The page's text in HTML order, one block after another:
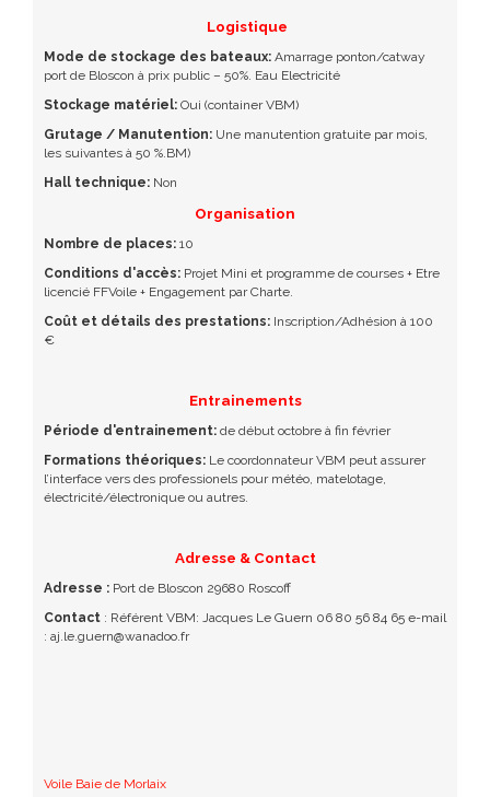
Logistique
Mode de stockage des bateaux: Amarrage ponton/catway
port de Bloscon à prix public – 50%. Eau Electricité
Stockage matériel: Oui (container VBM)
Grutage / Manutention: Une manutention gratuite par mois,
les suivantes à 50 %.BM)
Hall technique: Non
Organisation
Nombre de places: 10
Conditions d'accès: Projet Mini et programme de courses + Etre
licencié FFVoile + Engagement par Charte.
Coût et détails des prestations: Inscription/Adhésion à 100
€
Entrainements
Période d'entrainement: de début octobre à fin février
Formations théoriques: Le coordonnateur VBM peut assurer
l’interface vers des professionels pour météo, matelotage,
électricité/électronique ou autres.
Adresse & Contact
Adresse : Port de Bloscon 29680 Roscoff
Contact : Référent VBM: Jacques Le Guern 06 80 56 84 65 e-mail
: aj.le.guern@wanadoo.fr
Voile Baie de Morlaix